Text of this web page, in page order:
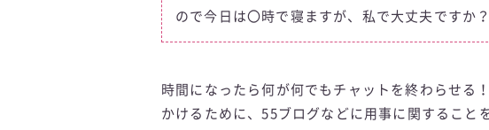
ので今日は〇時で寝ますが、私で大丈夫ですか
時間になったら何が何でもチャットを終わらせ
かけるために、55ブログなどに用事に関すること